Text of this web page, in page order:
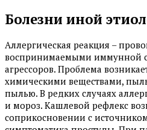
Болезни иной
Аллергическая реакция –
воспринимаемыми иммунной
агрессоров. Проблема
химическими веществами,
пылью. В редких случаях
и мороз. Кашлевой рефлекс
соприкосновении с